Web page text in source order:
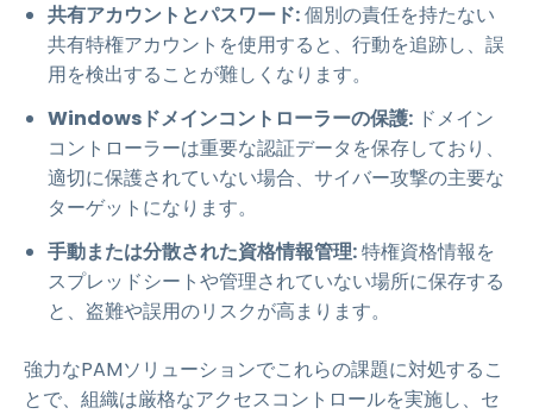
共有アカウントとパスワード:個別の責任を持たない
共有特権アカウントを使用すると、行動を追跡し、誤
用を検出することが難しくなります。
Windowsドメインコントローラーの保護: ドメイン
コントローラーは重要な認証データを保存しており、
適切に保護されていない場合、サイバー攻撃の主要な
ターゲットになります。
手動または分散された資格情報管理:特権資格情報を
スプレッドシートや管理されていない場所に保存する
と、盗難や誤用のリスクが高まります。
強力なPAMソリューションでこれらの課題に対処するこ
とで、組織は厳格なアクセスコントロールを実施し、セ